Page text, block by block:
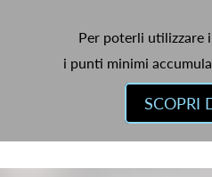
Per poterli utilizzare
i punti minimi
SCOPRI